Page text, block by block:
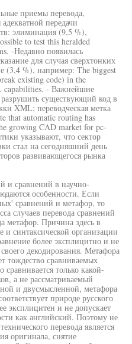
приемы перевода,
передачи
элиминация (9,5 %),
to test this heralded
-Недавно появилась
для случая сверхтонких
(3,4 %), например: The biggest
existing code) in the
capabilities. - Важнейшие
существующий код в
XML; переводческая метка
that automatic routing has
growing CAD market for pc-
указывают, что сектор
стал на сегодняшний день
развивающегося рынка
и сравнений в научно-
особенности. Если
сравнений и метафор, то
случаев перевода сравнений
метафор. Причина здесь в
и синтаксической организации
более эксплицитно и не
декодирования. Метафора
тождество сравниваемых
только какой-
а не рассматриваемый
и двусмысленной, метафора
природе русского
эксплицитен и не допускает
как английский. Поэтому не
перевода является
оригинала, снятие